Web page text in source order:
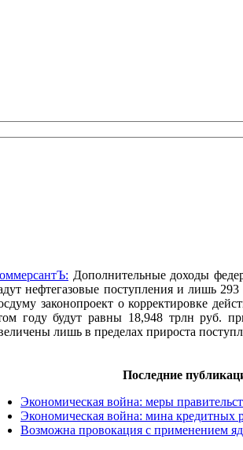
Дополнительные доходы
нефтегазовые поступления и лишь
законопроект о корректировке
году будут равны 18,948 трлн руб.
лишь в пределах прироста
Последние
Экономическая война: меры
Экономическая война: мина кредитных
Возможна провокация с применением